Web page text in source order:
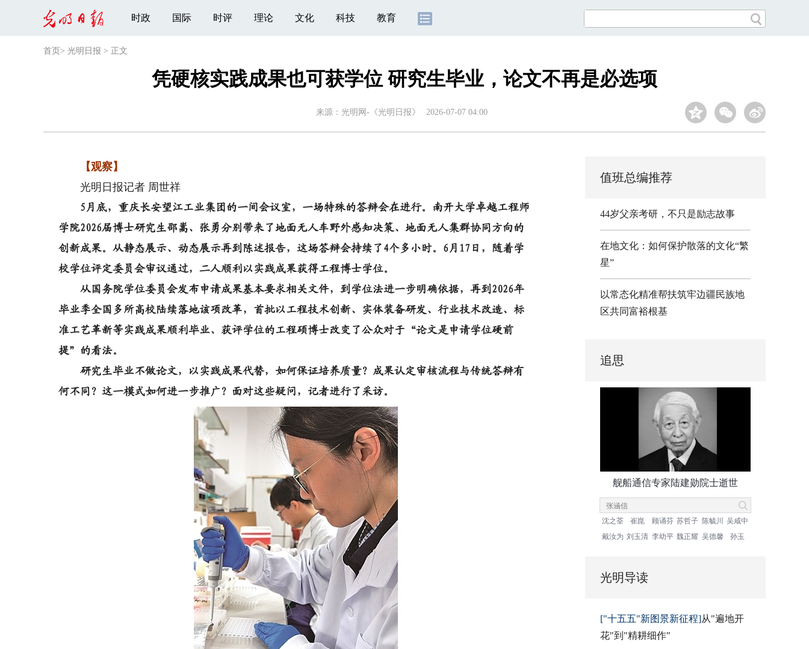
时政 国际 时评 理论 文化 科技 教育
首页 > 光明日报 > 正文
凭硬核实践成果也可获学位 研究生毕业，论文不再是必选项
来源： 光明网-《光明日报》 2026-07-07 04:00
【观察】
光明日报记者 周世祥
5月底，重庆长安望江工业集团的一间会议室，一场特殊的答辩会在进行。南开大学卓越工程师
学院2026届博士研究生邵嵩、张勇分别带来了地面无人车野外感知决策、地面无人集群协同方向的
创新成果。从静态展示、动态展示再到陈述报告，这场答辩会持续了4个多小时。6月17日，随着学
校学位评定委员会审议通过，二人顺利以实践成果获得工程博士学位。
从国务院学位委员会发布申请成果基本要求相关文件，到学位法进一步明确依据，再到2026年
毕业季全国多所高校陆续落地该项改革，首批以工程技术创新、实体装备研发、行业技术改造、标
准工艺革新等实践成果顺利毕业、获评学位的工程硕博士改变了公众对于“论文是申请学位硬前
提”的看法。
研究生毕业不做论文，以实践成果代替，如何保证培养质量？成果认定审核流程与传统答辩有
何不同？这一模式如何进一步推广？面对这些疑问，记者进行了采访。
值班总编推荐
44岁父亲考研，不只是励志故事
在地文化：如何保护散落的文化“繁
星”
以常态化精准帮扶筑牢边疆民族地
区共同富裕根基
追思
舰船通信专家陆建勋院士逝世
沈之荃 崔崑 顾诵芬 苏哲子 陈毓川
吴咸中
戴汝为 刘玉清 李幼平 魏正耀 吴德馨 孙玉
光明导读
["十五五"新图景新征程]从"遍地开
花"到"精耕细作"